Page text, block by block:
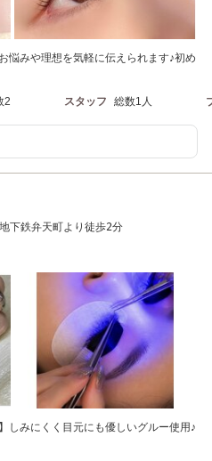
悩みや理想を気軽に伝えられます♪初め
2 スタッフ 総数1人
下鉄弁天町より徒歩2分
しみにくく目元にも優しいグルー使用♪